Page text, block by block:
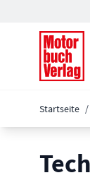
Startseite /